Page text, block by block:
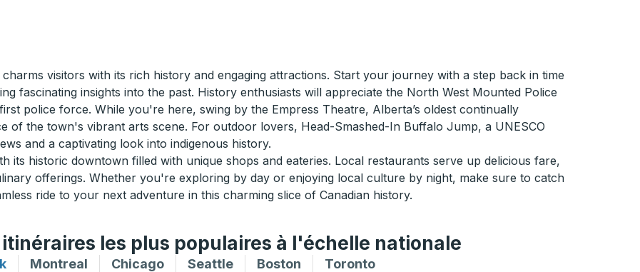
visitors with its rich history and engaging attractions. Start your journey with a step back in time
fascinating insights into the past. History enthusiasts will appreciate the North West Mounted Police
police force. While you're here, swing by the Empress Theatre, Alberta’s oldest continually
of the town's vibrant arts scene. For outdoor lovers, Head-Smashed-In Buffalo Jump, a UNESCO
and a captivating look into indigenous history.
its historic downtown filled with unique shops and eateries. Local restaurants serve up delicious fare,
offerings. Whether you're exploring by day or enjoying local culture by night, make sure to catch
ride to your next adventure in this charming slice of Canadian history.
les plus populaires à l'échelle nationale
Itinéraires de bus vers et depuis New York
Montreal Itinéraires de bus vers et depuis Montreal
ChicagoItinéraires de bus vers et depuis Chicago
SeattleItinéraires de bus vers et depuis Seattle
Boston Itinéraires de bus vers et depuis Boston
TorontoItinéraires de bus vers et depuis Toronto